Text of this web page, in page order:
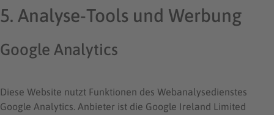
5. Analyse-Tools und Werbung
Google Analytics
Diese Website nutzt Funktionen des Webanalysedienstes
Google Analytics. Anbieter ist die Google Ireland Limited